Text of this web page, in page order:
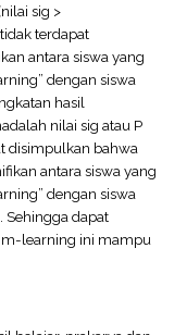
sig >
terdapat
antara siswa yang
dengan siswa
hasil
nilai sig atau P
disimpulkan bahwa
antara siswa yang
dengan siswa
Sehingga dapat
learning ini mampu